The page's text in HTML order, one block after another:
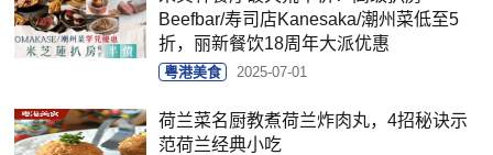
Beefbar/寿司店Kanesaka/潮州菜低至5
折，丽新餐饮18周年大派优惠
粤港美食 2025-07-01
荷兰菜名厨教煮荷兰炸肉丸，4招秘诀示
范荷兰经典小吃